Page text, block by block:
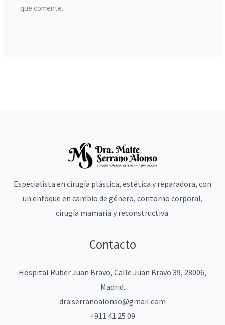
que comente.
Especialista en cirugía plástica, estética y reparadora, con
un enfoque en cambio de género, contorno corporal,
cirugía mamaria y reconstructiva.
Contacto
Hospital Ruber Juan Bravo, Calle Juan Bravo 39, 28006,
Madrid.
dra.serranoalonso@gmail.com
+911 41 25 09